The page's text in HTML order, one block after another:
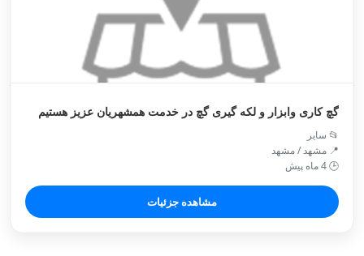
گچ کاری وابزار و لکه گیری گچ در خدمت همشهریان عزیز هستیم
📂 سایر
📍 مشهد / مشهد
🕒 4 ماه پیش
مشاهده جزئیات